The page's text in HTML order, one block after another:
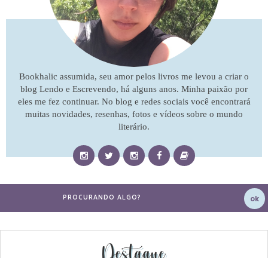
Bookhalic assumida, seu amor pelos livros me levou a criar o
blog Lendo e Escrevendo, há alguns anos. Minha paixão por
eles me fez continuar. No blog e redes sociais você encontrará
muitas novidades, resenhas, fotos e vídeos sobre o mundo
literário.